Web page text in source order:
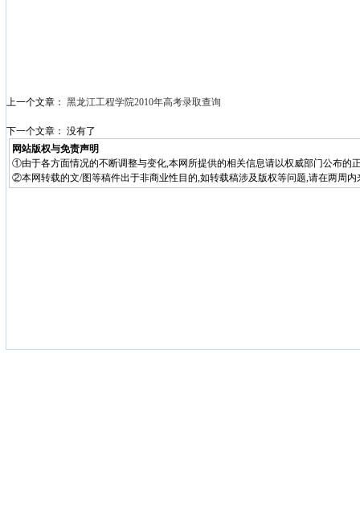
上一个文章： 黑龙江工程学院2010年高考录取查询
下一个文章： 没有了
网站版权与免责声明
①由于各方面情况的不断调整与变化,本网所提供的相关信息请以权威部门公布的
②本网转载的文/图等稿件出于非商业性目的,如转载稿涉及版权等问题,请在两周内